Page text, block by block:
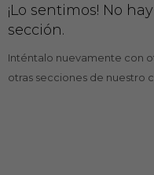
¡Lo sentimos! No
sección.
Inténtalo nuevamente con
otras secciones de nuestro